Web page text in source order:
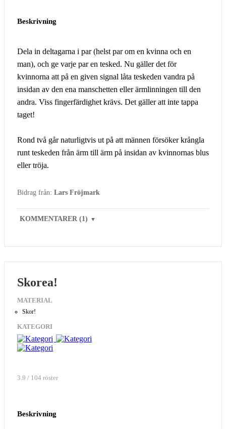
Beskrivning
Dela in deltagarna i par (helst par om en kvinna och en
man), och ge varje par en tesked. Nu gäller det för
kvinnorna att på en given signal låta teskeden vandra på
insidan av den ena manschetten eller ärmlinningen till den
andra. Viss fingerfärdighet krävs. Det gäller att inte tappa
taget!
Rond två går naturligtvis ut på att männen försöker krångla
runt teskeden från ärm till ärm på insidan av kvinnornas blus
eller tröja.
Bidrag från: Lars Fröjmark
KOMMENTARER (1) ▼
Skorea!
MATERIAL
Skor!
KATEGORI
3.9 / 104 röster
Beskrivning